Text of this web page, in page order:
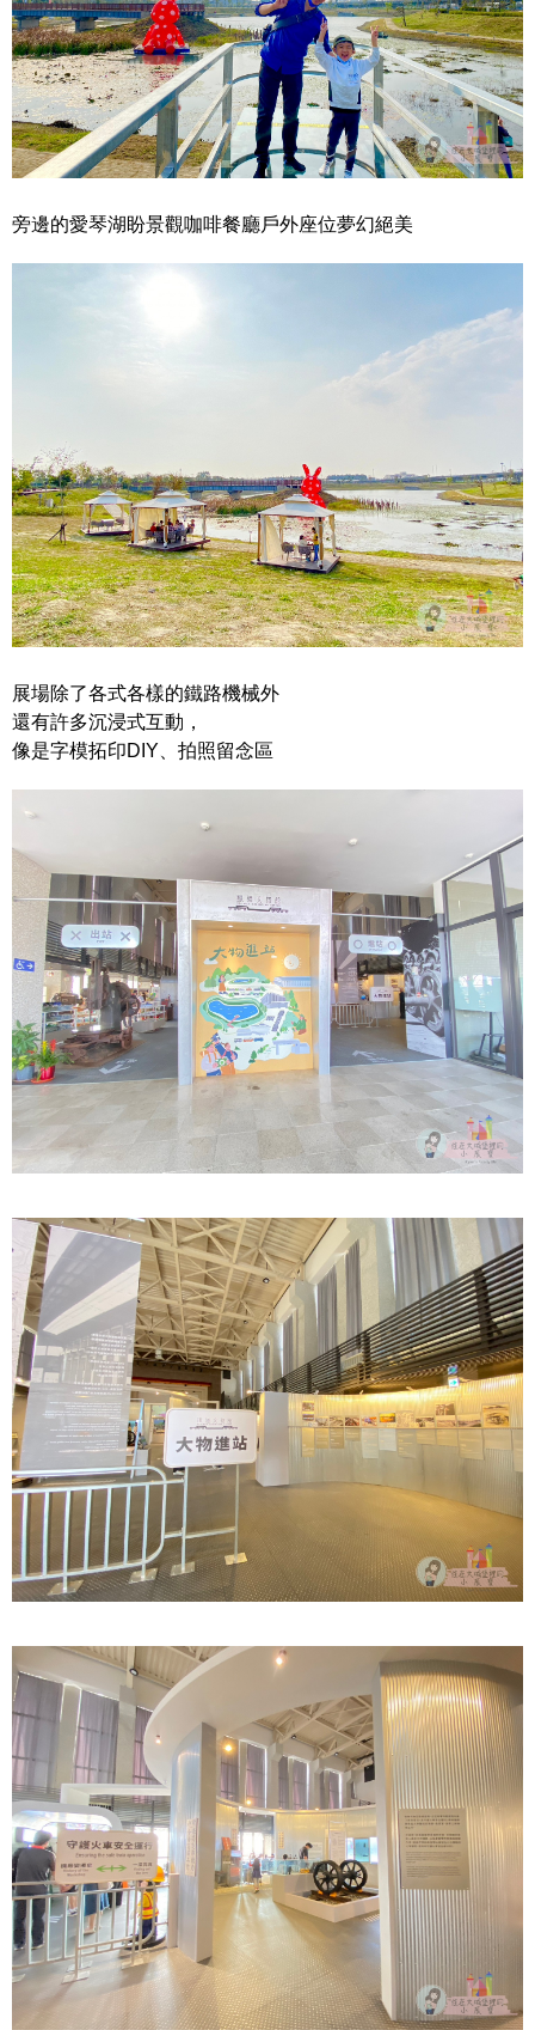
旁邊的愛琴湖盼景觀咖啡餐廳戶外座位夢幻絕美
展場除了各式各樣的鐵路機械外
還有許多沉浸式互動，
像是字模拓印DIY、拍照留念區